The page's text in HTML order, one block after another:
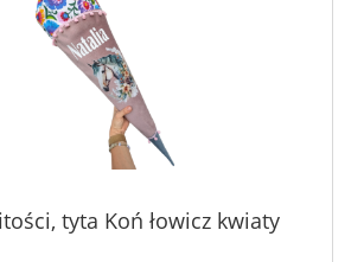
tyta Koń łowicz kwiaty